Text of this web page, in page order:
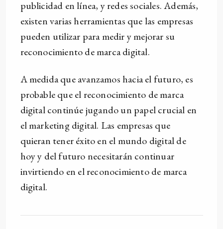
publicidad en línea, y redes sociales. Además,
existen varias herramientas que las empresas
pueden utilizar para medir y mejorar su
reconocimiento de marca digital.
A medida que avanzamos hacia el futuro, es
probable que el reconocimiento de marca
digital continúe jugando un papel crucial en
el marketing digital. Las empresas que
quieran tener éxito en el mundo digital de
hoy y del futuro necesitarán continuar
invirtiendo en el reconocimiento de marca
digital.